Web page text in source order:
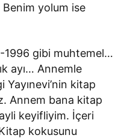
Benim yolum ise
1996 gibi muhtemel…
ayı… Annemle
Yayınevi’nin kitap
Annem bana kitap
keyifliyim. İçeri
kokusunu